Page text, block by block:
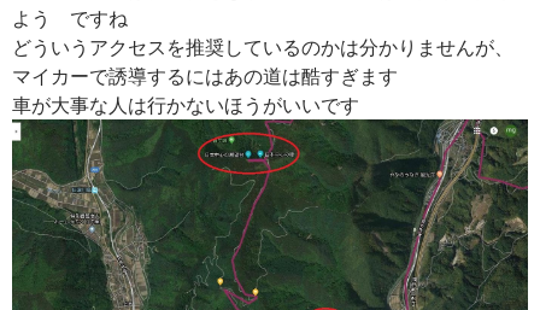
よう ですね
どういうアクセスを推奨しているのかは分かりませんが、
マイカーで誘導するにはあの道は酷すぎます
車が大事な人は行かないほうがいいです